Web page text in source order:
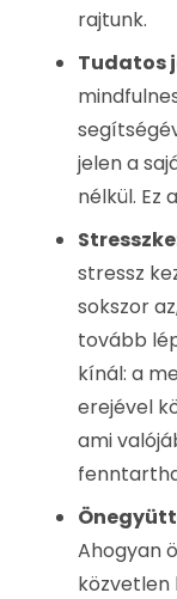
rajtunk.
Tudatos
jelen a
nélkül. Ez
stressz
sokszor
tovább
kínál: a
erejével
ami
Ahogyan
közvetlen